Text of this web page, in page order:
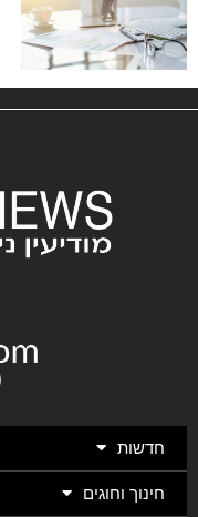
חדשות
חינוך וחוגים